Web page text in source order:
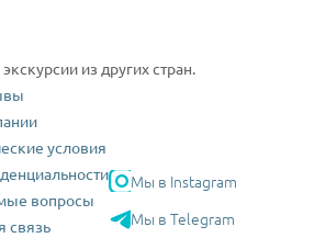
из других стран.
условия
вопросы
связь
Мы в Instagram
Мы в Telegram